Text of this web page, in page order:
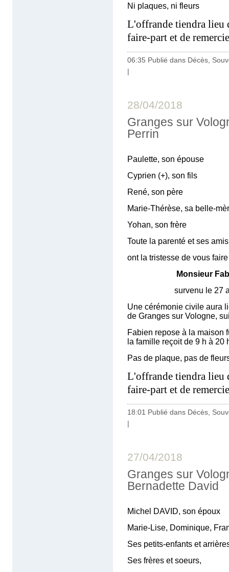
Ni plaques, ni fleurs
L'offrande tiendra lieu
faire-part et de
06:35 Publié dans Décès,
|
28/04/2018
Granges sur
Perrin
Paulette, son épouse
Cyprien (+), son fils
René, son père
Marie-Thérèse, sa belle-
Yohan, son frère
Toute la parenté et ses amis
ont la tristesse de vous
Monsieur
survenu le 27 avril
Une cérémonie civile aura
de Granges sur Vologne,
Fabien repose à la maison
la famille reçoit de 9 h à 20
Pas de plaque, pas de
L'offrande tiendra lieu
faire-part et de
18:01 Publié dans Décès,
|
27/04/2018
Granges sur
Bernadette David
Michel DAVID, son époux
Marie-Lise, Dominique,
Ses petits-enfants et
Ses frères et soeurs,